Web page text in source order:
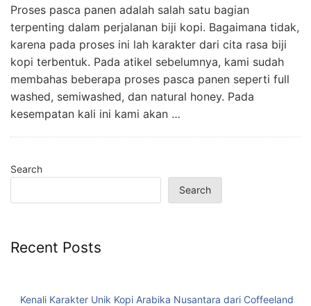
Proses pasca panen adalah salah satu bagian
terpenting dalam perjalanan biji kopi. Bagaimana tidak,
karena pada proses ini lah karakter dari cita rasa biji
kopi terbentuk. Pada atikel sebelumnya, kami sudah
membahas beberapa proses pasca panen seperti full
washed, semiwashed, dan natural honey. Pada
kesempatan kali ini kami akan …
Search
Search
Recent Posts
Kenali Karakter Unik Kopi Arabika Nusantara dari Coffeeland